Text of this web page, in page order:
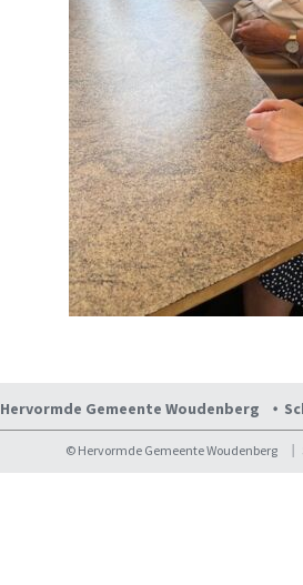
Hervormde Gemeente Woudenberg
© Hervormde Gemeente Woudenberg